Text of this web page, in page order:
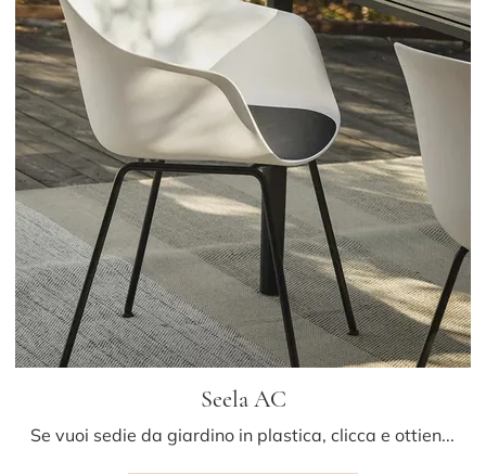
Seela AC
Se vuoi sedie da giardino in plastica, clicca e ottieni informazioni sul modello Seela AC della firma LaPalma.